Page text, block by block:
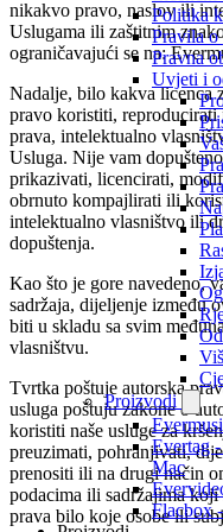
Politika
Pravila o
Pravna
Uvjeti i
Proizvodi
Evertag
Mac
Flacbox
nikakvo pravo, naslov ili
Uslugama ili zaštitnim
ograničavajući se na:
Nadalje, bilo kakva licenca
pravo koristiti,
prava, intelektualno
Usluga. Nije vam
prikazivati, licencirati,
obrnuto kompajlirati ili
intelektualno vlasništvo ili
dopuštenja.
Kao što je gore navedeno,
sadržaja, dijeljenje između
biti u skladu sa svim
vlasništvu.
Tvrtka poštuje autorska
usluga poštuju zakone o
koristiti naše usluge za
preuzimati, pohranjivati,
prenositi ili na drugi način
podacima ili sadržajima
prava bilo koje osobe ili